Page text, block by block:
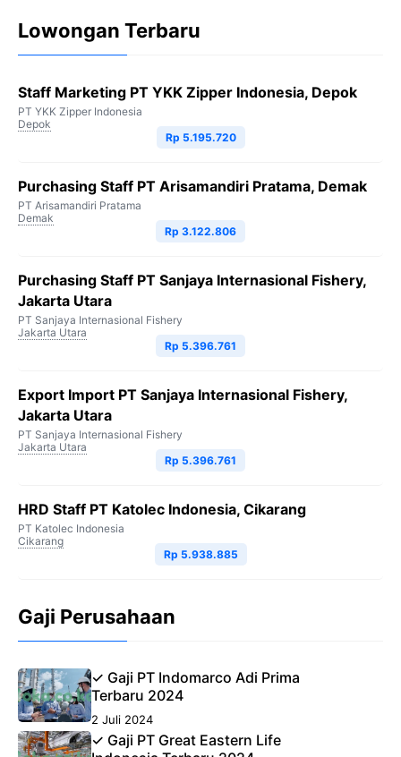
Lowongan Terbaru
Staff Marketing PT YKK Zipper Indonesia, Depok
PT YKK Zipper Indonesia
Depok
Rp 5.195.720
Purchasing Staff PT Arisamandiri Pratama, Demak
PT Arisamandiri Pratama
Demak
Rp 3.122.806
Purchasing Staff PT Sanjaya Internasional Fishery,
Jakarta Utara
PT Sanjaya Internasional Fishery
Jakarta Utara
Rp 5.396.761
Export Import PT Sanjaya Internasional Fishery,
Jakarta Utara
PT Sanjaya Internasional Fishery
Jakarta Utara
Rp 5.396.761
HRD Staff PT Katolec Indonesia, Cikarang
PT Katolec Indonesia
Cikarang
Rp 5.938.885
Gaji Perusahaan
✓ Gaji PT Indomarco Adi Prima
Terbaru 2024
2 Juli 2024
✓ Gaji PT Great Eastern Life